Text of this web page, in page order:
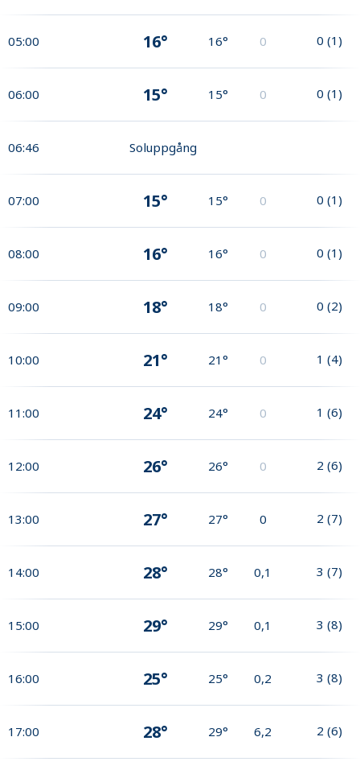
05:00 16° 16° 0 0 (1)
06:00 15° 15° 0 0 (1)
06:46 Soluppgång
07:00 15° 15° 0 0 (1)
08:00 16° 16° 0 0 (1)
09:00 18° 18° 0 0 (2)
10:00 21° 21° 0 1 (4)
11:00 24° 24° 0 1 (6)
12:00 26° 26° 0 2 (6)
13:00 27° 27° 0 2 (7)
14:00 28° 28° 0,1 3 (7)
15:00 29° 29° 0,1 3 (8)
16:00 25° 25° 0,2 3 (8)
17:00 28° 29° 6,2 2 (6)